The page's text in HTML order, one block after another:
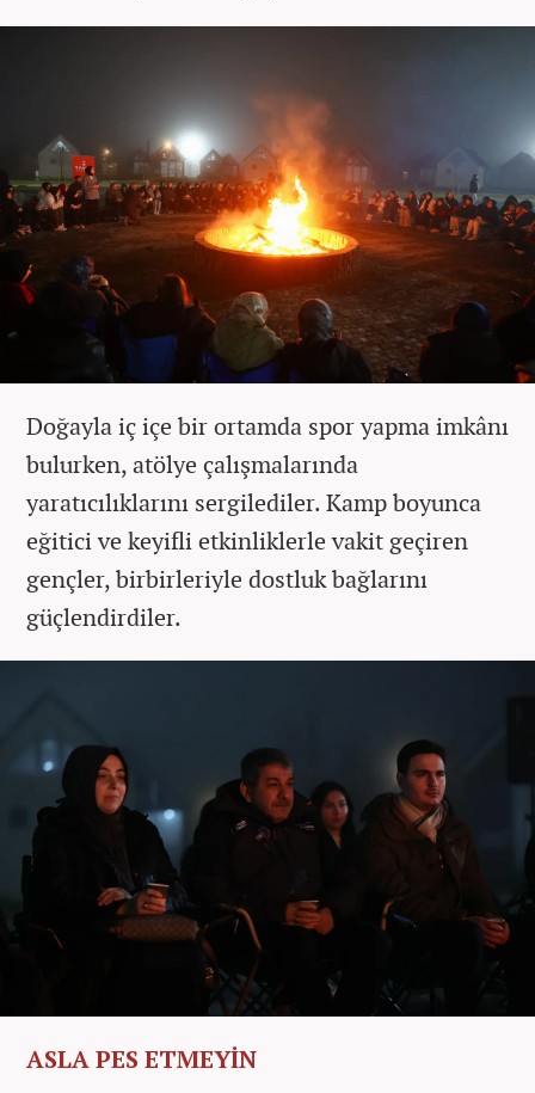
Doğayla iç içe bir ortamda spor yapma imkânı
bulurken, atölye çalışmalarında
yaratıcılıklarını sergilediler. Kamp boyunca
eğitici ve keyifli etkinliklerle vakit geçiren
gençler, birbirleriyle dostluk bağlarını
güçlendirdiler.
ASLA PES ETMEYİN